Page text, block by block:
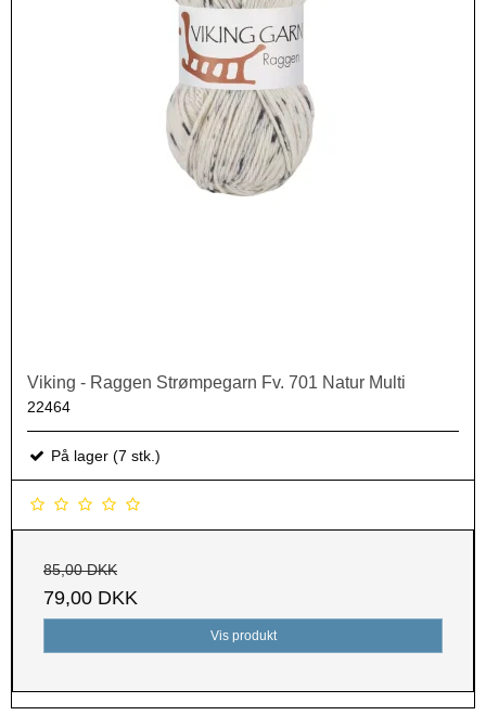
Viking - Raggen Strømpegarn Fv. 701 Natur Multi
22464
På lager (7 stk.)
85,00 DKK
79,00 DKK
Vis produkt